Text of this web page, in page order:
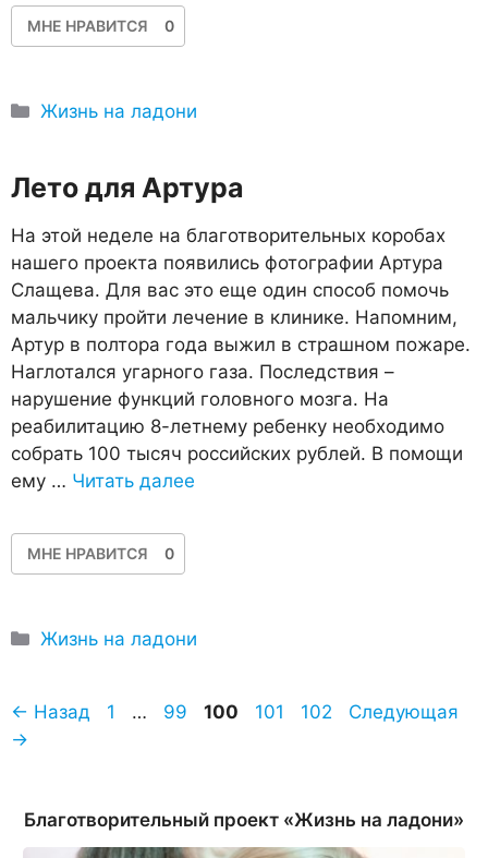
МНЕ НРАВИТСЯ 0
Рубрики
Жизнь на ладони
Лето для Артура
На этой неделе на благотворительных коробах
нашего проекта появились фотографии Артура
Слащева. Для вас это еще один способ помочь
мальчику пройти лечение в клинике. Напомним,
Артур в полтора года выжил в страшном пожаре.
Наглотался угарного газа. Последствия –
нарушение функций головного мозга. На
реабилитацию 8-летнему ребенку необходимо
собрать 100 тысяч российских рублей. В помощи
ему … Читать далее
МНЕ НРАВИТСЯ 0
Рубрики
Жизнь на ладони
← Назад Страница
1 … Страница
99 Страница
100 Страница
101 Страница
102
Следующая
→
Благотворительный проект «Жизнь на ладони»